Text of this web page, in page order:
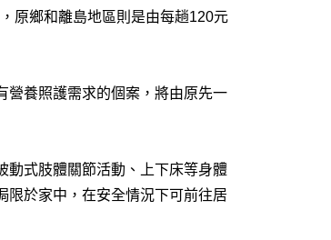
原鄉和離島地區則是由每趟120元
營養照護需求的個案，將由原先一
動式肢體關節活動、上下床等身體
限於家中，在安全情況下可前往居